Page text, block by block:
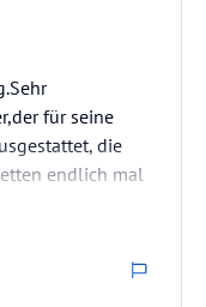
für seine
die
endlich mal
sind
und Snacks